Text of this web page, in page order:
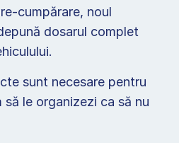
cumpărare, noul
dosarul complet
sunt necesare pentru
le organizezi ca să nu